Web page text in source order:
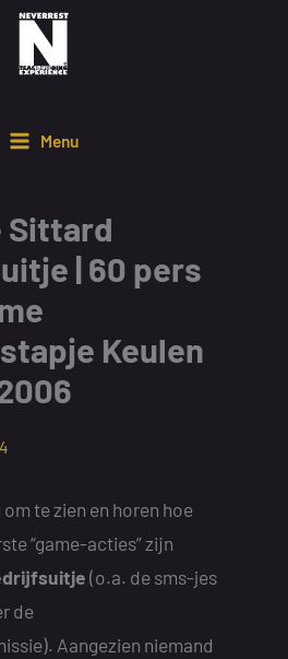
Menu
Sittard
| 60 pers
Keulen
te zien en horen hoe
“game-acties” zijn
(o.a. de sms-jes
de
Aangezien niemand